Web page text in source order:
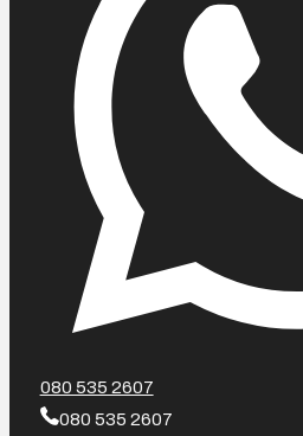
080 535 2607
080 535 2607